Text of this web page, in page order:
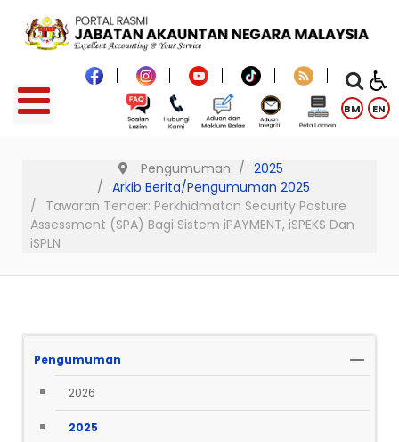
BM EN
Pengumuman
2025
Arkib Berita/Pengumuman 2025
Tawaran Tender: Perkhidmatan Security Posture
Assessment (SPA) Bagi Sistem iPAYMENT, iSPEKS Dan
iSPLN
Pengumuman
2026
2025